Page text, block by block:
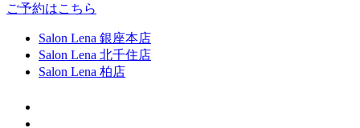
ご予約はこちら
Salon Lena 銀座本店
Salon Lena 北千住店
Salon Lena 柏店